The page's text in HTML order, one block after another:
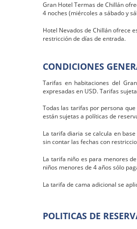
Gran Hotel Termas de Chillán
4 noches (miércoles a sábado y
Hotel Nevados de Chillán ofrece
restricción de días de entrada.
CONDICIONES
Tarifas en habitaciones del
expresadas en USD. Tarifas
Todas las tarifas por persona
están sujetas a políticas de
La tarifa diaria se calcula en
sin contar las fechas con
La tarifa niño es para menores
niños menores de 4 años sólo
La tarifa de cama adicional se
POLITICAS DE